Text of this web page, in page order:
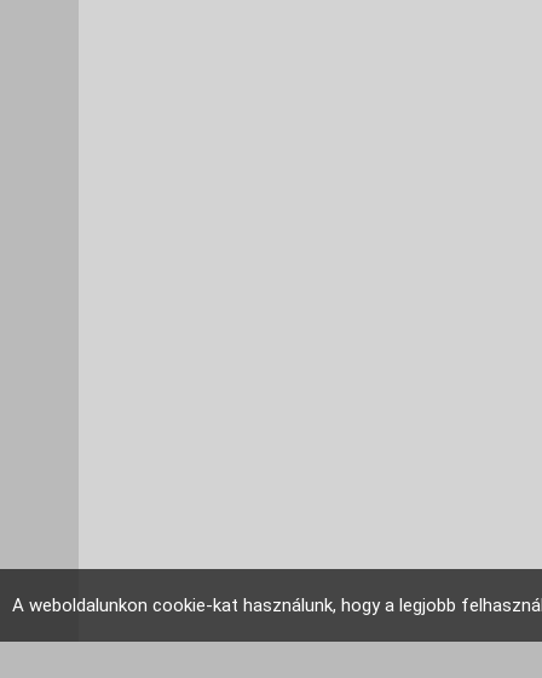
A weboldalunkon cookie-kat használunk, hogy a legjobb